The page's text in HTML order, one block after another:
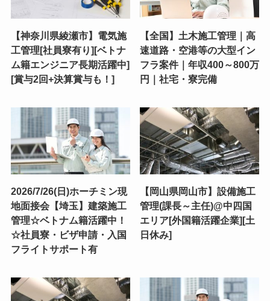
【神奈川県綾瀬市】電気施
工管理[社員寮有り][ベトナ
ム籍エンジニア長期活躍中]
[賞与2回+決算賞与も！]
【全国】土木施工管理｜高
速道路・空港等の大型イン
フラ案件｜年収400～800万
円｜社宅・寮完備
2026/7/26(日)ホーチミン現
地面接会【埼玉】建築施工
管理☆ベトナム籍活躍中！
☆社員寮・ビザ申請・入国
フライトサポート有
【岡山県岡山市】設備施工
管理(課長～主任)@中四国
エリア[外国籍活躍企業][土
日休み]